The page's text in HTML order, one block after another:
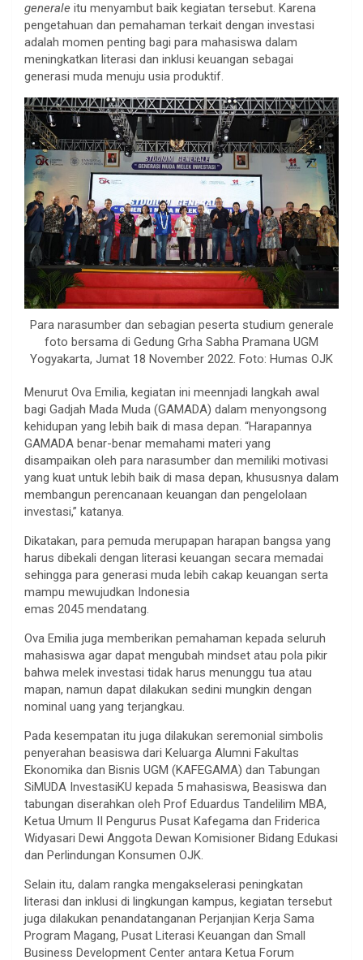
generale itu menyambut baik kegiatan tersebut. Karena
pengetahuan dan pemahaman terkait dengan investasi
adalah momen penting bagi para mahasiswa dalam
meningkatkan literasi dan inklusi keuangan sebagai
generasi muda menuju usia produktif.
Para narasumber dan sebagian peserta studium generale
foto bersama di Gedung Grha Sabha Pramana UGM
Yogyakarta, Jumat 18 November 2022. Foto: Humas OJK
Menurut Ova Emilia, kegiatan ini meennjadi langkah awal
bagi Gadjah Mada Muda (GAMADA) dalam menyongsong
kehidupan yang lebih baik di masa depan. “Harapannya
GAMADA benar-benar memahami materi yang
disampaikan oleh para narasumber dan memiliki motivasi
yang kuat untuk lebih baik di masa depan, khususnya dalam
membangun perencanaan keuangan dan pengelolaan
investasi,” katanya.
Dikatakan, para pemuda merupapan harapan bangsa yang
harus dibekali dengan literasi keuangan secara memadai
sehingga para generasi muda lebih cakap keuangan serta
mampu mewujudkan Indonesia
emas 2045 mendatang.
Ova Emilia juga memberikan pemahaman kepada seluruh
mahasiswa agar dapat mengubah mindset atau pola pikir
bahwa melek investasi tidak harus menunggu tua atau
mapan, namun dapat dilakukan sedini mungkin dengan
nominal uang yang terjangkau.
Pada kesempatan itu juga dilakukan seremonial simbolis
penyerahan beasiswa dari Keluarga Alumni Fakultas
Ekonomika dan Bisnis UGM (KAFEGAMA) dan Tabungan
SiMUDA InvestasiKU kepada 5 mahasiswa, Beasiswa dan
tabungan diserahkan oleh Prof Eduardus Tandelilim MBA,
Ketua Umum II Pengurus Pusat Kafegama dan Friderica
Widyasari Dewi Anggota Dewan Komisioner Bidang Edukasi
dan Perlindungan Konsumen OJK.
Selain itu, dalam rangka mengakselerasi peningkatan
literasi dan inklusi di lingkungan kampus, kegiatan tersebut
juga dilakukan penandatanganan Perjanjian Kerja Sama
Program Magang, Pusat Literasi Keuangan dan Small
Business Development Center antara Ketua Forum